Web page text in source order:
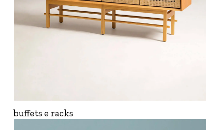
buffets e racks